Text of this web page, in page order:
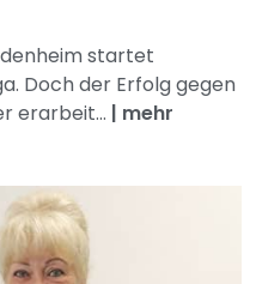
startet
Doch der Erfolg gegen
erarbeit... | mehr